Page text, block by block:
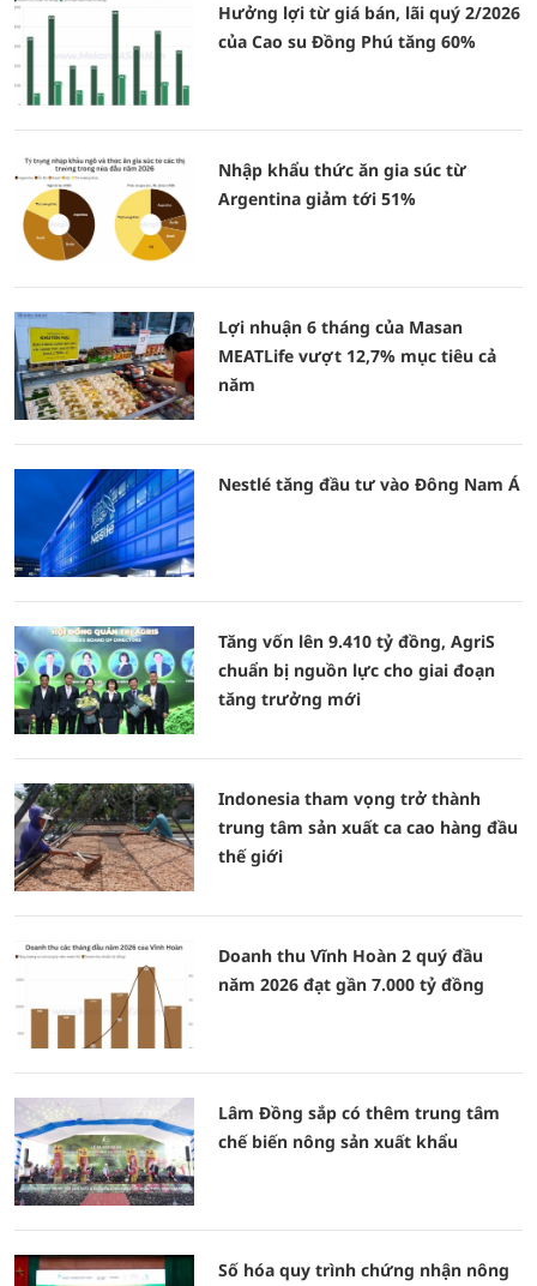
Hưởng lợi từ giá bán, lãi quý 2/2026
của Cao su Đồng Phú tăng 60%
Nhập khẩu thức ăn gia súc từ
Argentina giảm tới 51%
Lợi nhuận 6 tháng của Masan
MEATLife vượt 12,7% mục tiêu cả
năm
Nestlé tăng đầu tư vào Đông Nam Á
Tăng vốn lên 9.410 tỷ đồng, AgriS
chuẩn bị nguồn lực cho giai đoạn
tăng trưởng mới
Indonesia tham vọng trở thành
trung tâm sản xuất ca cao hàng đầu
thế giới
Doanh thu Vĩnh Hoàn 2 quý đầu
năm 2026 đạt gần 7.000 tỷ đồng
Lâm Đồng sắp có thêm trung tâm
chế biến nông sản xuất khẩu
Số hóa quy trình chứng nhận nông